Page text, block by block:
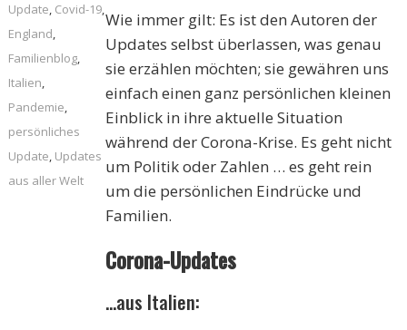
Wie immer gilt: Es ist den Autoren der
Updates selbst überlassen, was genau
sie erzählen möchten; sie gewähren uns
einfach einen ganz persönlichen kleinen
Einblick in ihre aktuelle Situation
während der Corona-Krise. Es geht nicht
um Politik oder Zahlen … es geht rein
um die persönlichen Eindrücke und
Familien.
Corona-Updates
…aus Italien:
Update, Covid-19,
England,
Familienblog,
Italien,
Pandemie,
persönliches
Update, Updates
aus aller Welt